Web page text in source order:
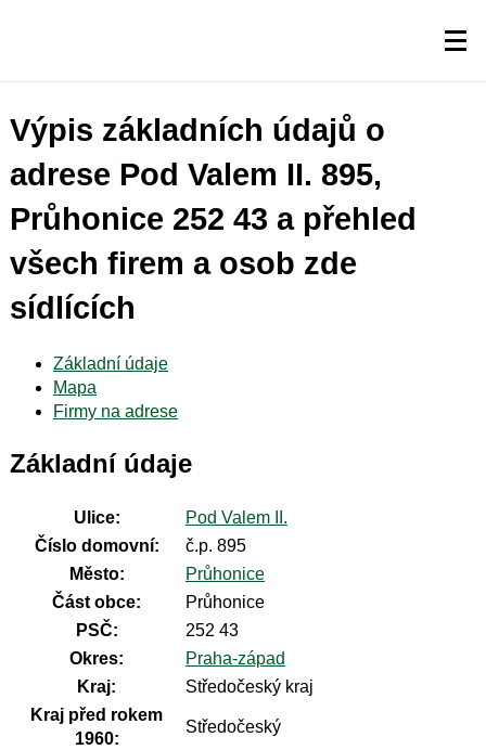
Výpis základních údajů o
adrese Pod Valem II. 895,
Průhonice 252 43 a přehled
všech firem a osob zde
sídlících
Základní údaje
Mapa
Firmy na adrese
Základní údaje
Ulice:
Pod Valem II.
Číslo domovní:
č.p. 895
Město:
Průhonice
Část obce:
Průhonice
PSČ:
252 43
Okres:
Praha-západ
Kraj:
Středočeský kraj
Kraj před rokem
1960:
Středočeský